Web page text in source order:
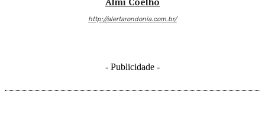
http://alertarondonia.com.br/
- Publicidade -